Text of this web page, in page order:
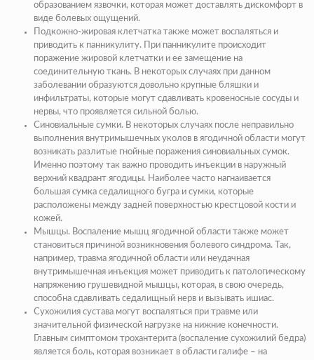
образованием язвочки, которая может доставлять дискомфорт в
виде болевых ощущений.
Подкожно-жировая клетчатка также может воспаляться и
приводить к панникулиту. При панникулите происходит
поражение жировой клетчатки и ее замещение на
соединительную ткань. В некоторых случаях при данном
заболевании образуются довольно крупные бляшки и
инфильтраты, которые могут сдавливать кровеносные сосуды и
нервы, что проявляется сильной болью.
Синовиальные сумки. В некоторых случаях после неправильно
выполнения внутримышечных уколов в ягодичной области могут
возникать разлитые гнойные поражения синовиальных сумок.
Именно поэтому так важно проводить инъекции в наружный
верхний квадрант ягодицы. Наиболее часто нагнаивается
большая сумка седалищного бугра и сумки, которые
расположены между задней поверхностью крестцовой кости и
кожей.
Мышцы. Воспаление мышц ягодичной области также может
становиться причиной возникновения болевого синдрома. Так,
например, травма ягодичной области или неудачная
внутримышечная инъекция может приводить к патологическому
напряжению грушевидной мышцы, которая, в свою очередь,
способна сдавливать седалищный нерв и вызывать ишиас.
Сухожилия сустава могут воспаляться при травме или
значительной физической нагрузке на нижние конечности.
Главным симптомом трохантерита (воспаление сухожилий бедра)
является боль, которая возникает в области галифе – на